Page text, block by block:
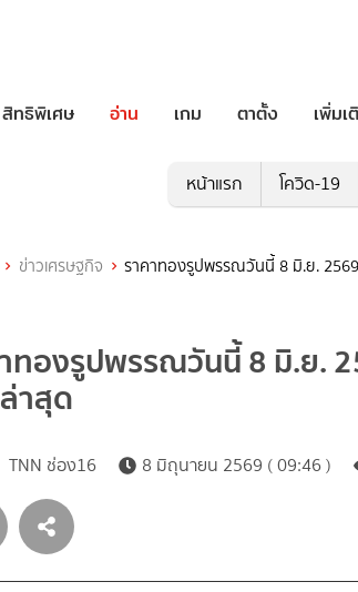
สิทธิพิเศษ อ่าน เกม ตาตั้ง เพิ่มเ
หน้าแรก โควิด-19
ข่าวเศรษฐกิจ ราคาทองรูปพรรณวันนี้ 8 มิ.ย.
ทองรูปพรรณวันนี้ 8 มิ.ย.
าสุด
TNN ช่อง16 8 มิถุนายน 2569 ( 09:46 )